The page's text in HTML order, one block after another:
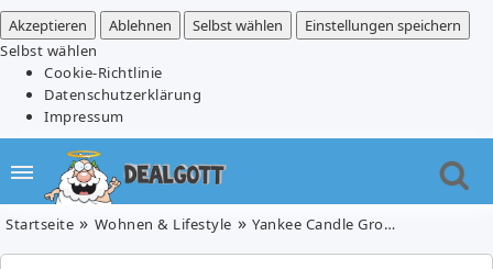
Akzeptieren
Ablehnen Selbst wählen
Einstellungen speichern
Selbst wählen
Cookie-Richtlinie
Datenschutzerklärung
Impressum
Startseite Wohnen & Lifestyle Yankee Candle Große Kerze „Christmas Eve“ für 18,41€ (Vergleich: 34,99€)